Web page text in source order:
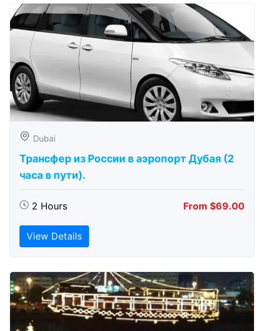
Dubai
Трансфер из России в аэропорт Дубая (2
часа в пути).
2 Hours From $69.00
View Details